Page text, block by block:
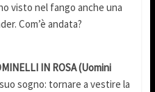
visto nel fango anche una
Com’è andata?
IN ROSA (Uomini
sogno: tornare a vestire la